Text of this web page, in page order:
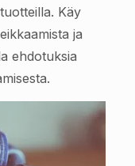
Käy
ja
ehdotuksia